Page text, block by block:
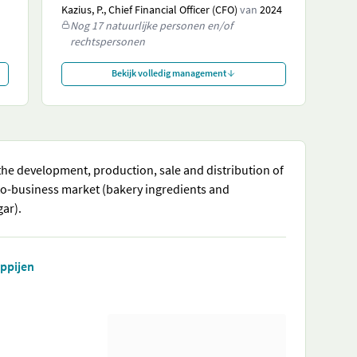
Kazius, P., Chief Financial Officer (CFO) van 2024
Nog 17 natuurlijke personen en/of
rechtspersonen
Bekijk volledig management
development, production, sale and distribution of
business market (bakery ingredients and